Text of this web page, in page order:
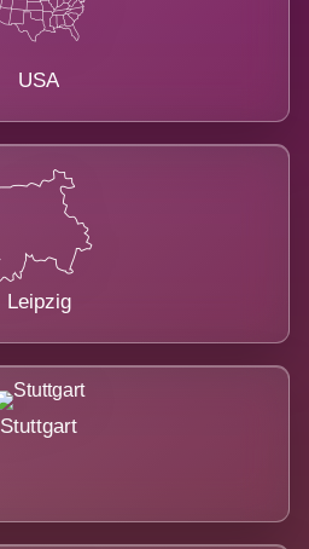
USA
Leipzig
Stuttgart